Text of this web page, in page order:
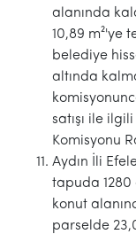
alanında
10,89 m²'ye
belediye
altında
satışı ile
Komisyonu
Aydın İli
tapuda 1280
konut
parselde